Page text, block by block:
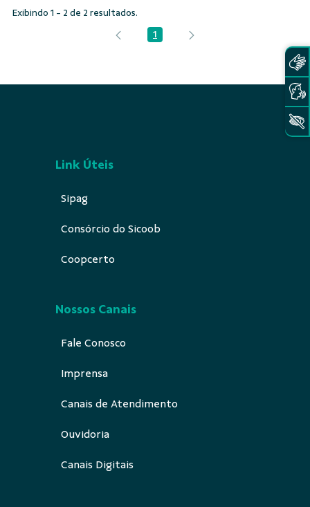
Exibindo 1 - 2 de 2 resultados.
Página
1
Link Úteis
Sipag
Consórcio do Sicoob
Coopcerto
Nossos Canais
Fale Conosco
Imprensa
Canais de Atendimento
Ouvidoria
Canais Digitais